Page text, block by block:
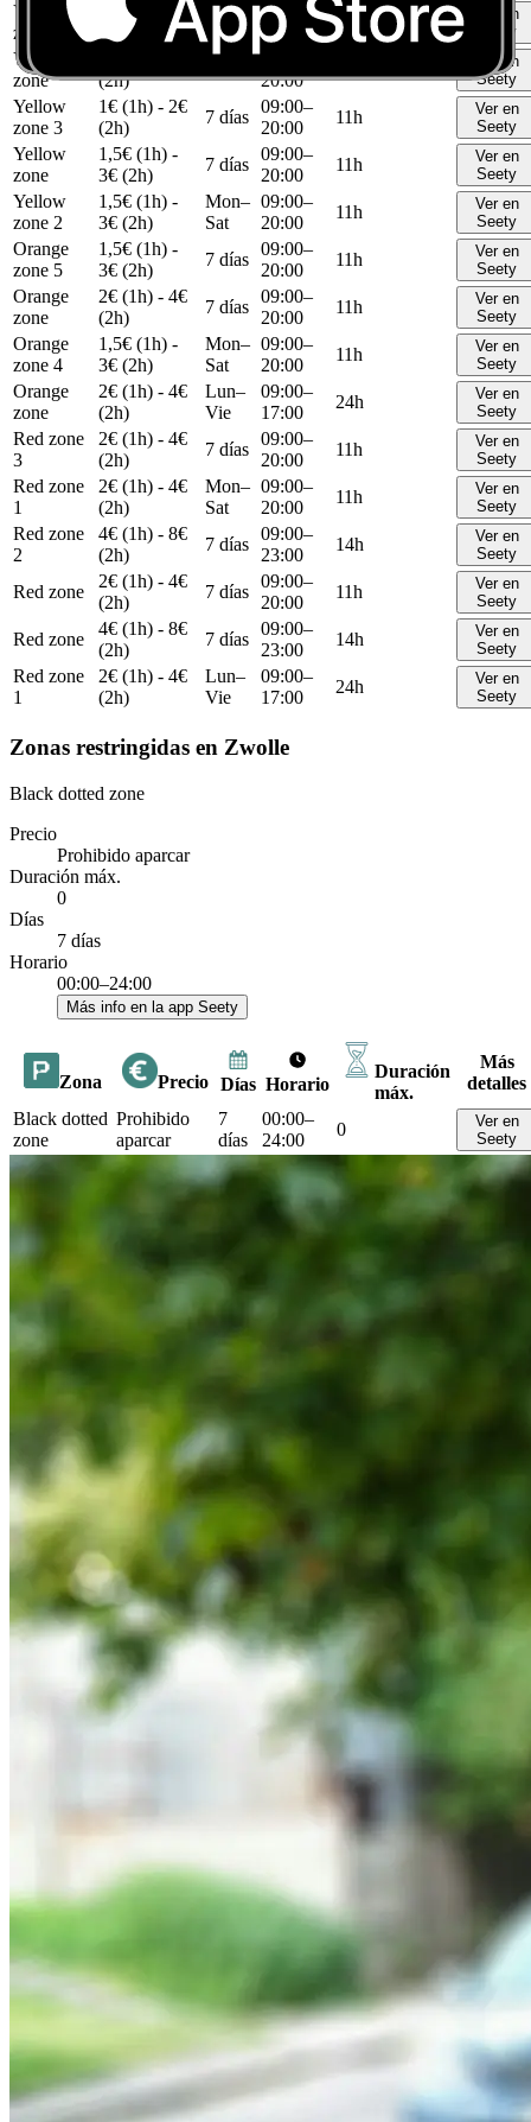
Yellow
zone 1
1,5€ (1h) -
3€ (2h)
7 días
09:00–
20:00
11h
Ver en
Seety
Yellow
zone
(2h)
20:00
Ver en
Seety
Yellow
zone 3
1€ (1h) - 2€
(2h)
7 días
09:00–
20:00
11h
Ver en
Seety
Yellow
zone
1,5€ (1h) -
3€ (2h)
7 días
09:00–
20:00
11h
Ver en
Seety
Yellow
zone 2
1,5€ (1h) -
3€ (2h)
Mon–
Sat
09:00–
20:00
11h
Ver en
Seety
Orange
zone 5
1,5€ (1h) -
3€ (2h)
7 días
09:00–
20:00
11h
Ver en
Seety
Orange
zone
2€ (1h) - 4€
(2h)
7 días
09:00–
20:00
11h
Ver en
Seety
Orange
zone 4
1,5€ (1h) -
3€ (2h)
Mon–
Sat
09:00–
20:00
11h
Ver en
Seety
Orange
zone
2€ (1h) - 4€
(2h)
Lun–
Vie
09:00–
17:00
24h
Ver en
Seety
Red zone
3
2€ (1h) - 4€
(2h)
7 días
09:00–
20:00
11h
Ver en
Seety
Red zone
1
2€ (1h) - 4€
(2h)
Mon–
Sat
09:00–
20:00
11h
Ver en
Seety
Red zone
2
4€ (1h) - 8€
(2h)
7 días
09:00–
23:00
14h
Ver en
Seety
Red zone
2€ (1h) - 4€
(2h)
7 días
09:00–
20:00
11h
Ver en
Seety
Red zone
4€ (1h) - 8€
(2h)
7 días
09:00–
23:00
14h
Ver en
Seety
Red zone
1
2€ (1h) - 4€
(2h)
Lun–
Vie
09:00–
17:00
24h
Ver en
Seety
Zonas restringidas en Zwolle
Black dotted zone
Precio
Prohibido aparcar
Duración máx.
0
Días
7 días
Horario
00:00–24:00
Más info en la app Seety
Zona Precio Días Horario
Duración
máx.
Más
detalles
Black dotted
zone
Prohibido
aparcar
7
días
00:00–
24:00
0
Ver en
Seety